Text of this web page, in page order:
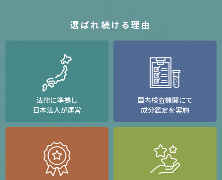
選ばれ続ける理由
法律に準拠し
日本法人が運営
国内検査機関にて
成分鑑定を実施